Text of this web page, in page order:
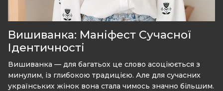
Вишиванка: Маніфест Сучасної
Ідентичності
Вишиванка — для багатьох це слово асоціюється з
минулим, із глибокою традицією. Але для сучасних
українських жінок вона стала чимось значно більшим.